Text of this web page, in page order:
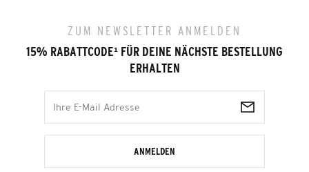
ZUM NEWSLETTER ANMELDEN
15% RABATTCODE¹ FÜR DEINE NÄCHSTE BESTELLUNG
ERHALTEN
ANMELDEN